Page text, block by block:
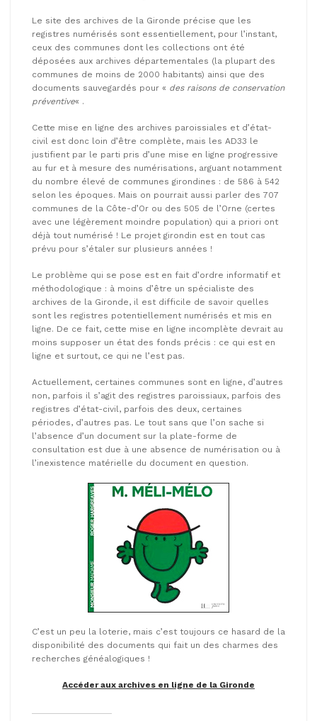
Le site des archives de la Gironde précise que les
registres numérisés sont essentiellement, pour l’instant,
ceux des communes dont les collections ont été
déposées aux archives départementales (la plupart des
communes de moins de 2000 habitants) ainsi que des
documents sauvegardés pour « des raisons de conservation
préventive« .
Cette mise en ligne des archives paroissiales et d’état-
civil est donc loin d’être complète, mais les AD33 le
justifient par le parti pris d’une mise en ligne progressive
au fur et à mesure des numérisations, arguant notamment
du nombre élevé de communes girondines : de 586 à 542
selon les époques. Mais on pourrait aussi parler des 707
communes de la Côte-d’Or ou des 505 de l’Orne (certes
avec une légèrement moindre population) qui a priori ont
déjà tout numérisé ! Le projet girondin est en tout cas
prévu pour s’étaler sur plusieurs années !
Le problème qui se pose est en fait d’ordre informatif et
méthodologique : à moins d’être un spécialiste des
archives de la Gironde, il est difficile de savoir quelles
sont les registres potentiellement numérisés et mis en
ligne. De ce fait, cette mise en ligne incomplète devrait au
moins supposer un état des fonds précis : ce qui est en
ligne et surtout, ce qui ne l’est pas.
Actuellement, certaines communes sont en ligne, d’autres
non, parfois il s’agit des registres paroissiaux, parfois des
registres d’état-civil, parfois des deux, certaines
périodes, d’autres pas. Le tout sans que l’on sache si
l’absence d’un document sur la plate-forme de
consultation est due à une absence de numérisation ou à
l’inexistence matérielle du document en question.
C’est un peu la loterie, mais c’est toujours ce hasard de la
disponibilité des documents qui fait un des charmes des
recherches généalogiques !
Accéder aux archives en ligne de la Gironde